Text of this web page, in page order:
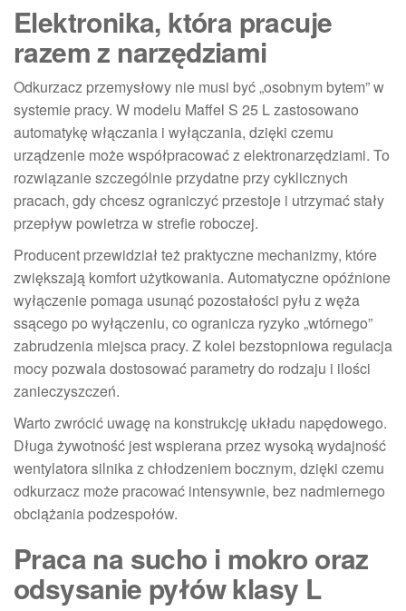
Elektronika, która pracuje
razem z narzędziami
Odkurzacz przemysłowy nie musi być „osobnym bytem” w
systemie pracy. W modelu Maffel S 25 L zastosowano
automatykę włączania i wyłączania, dzięki czemu
urządzenie może współpracować z elektronarzędziami. To
rozwiązanie szczególnie przydatne przy cyklicznych
pracach, gdy chcesz ograniczyć przestoje i utrzymać stały
przepływ powietrza w strefie roboczej.
Producent przewidział też praktyczne mechanizmy, które
zwiększają komfort użytkowania. Automatyczne opóźnione
wyłączenie pomaga usunąć pozostałości pyłu z węża
ssącego po wyłączeniu, co ogranicza ryzyko „wtórnego”
zabrudzenia miejsca pracy. Z kolei bezstopniowa regulacja
mocy pozwala dostosować parametry do rodzaju i ilości
zanieczyszczeń.
Warto zwrócić uwagę na konstrukcję układu napędowego.
Długa żywotność jest wspierana przez wysoką wydajność
wentylatora silnika z chłodzeniem bocznym, dzięki czemu
odkurzacz może pracować intensywnie, bez nadmiernego
obciążania podzespołów.
Praca na sucho i mokro oraz
odsysanie pyłów klasy L